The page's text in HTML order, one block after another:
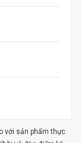
với sản phẩm thực